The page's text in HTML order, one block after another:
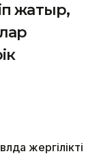
жатыр,
жергілікті